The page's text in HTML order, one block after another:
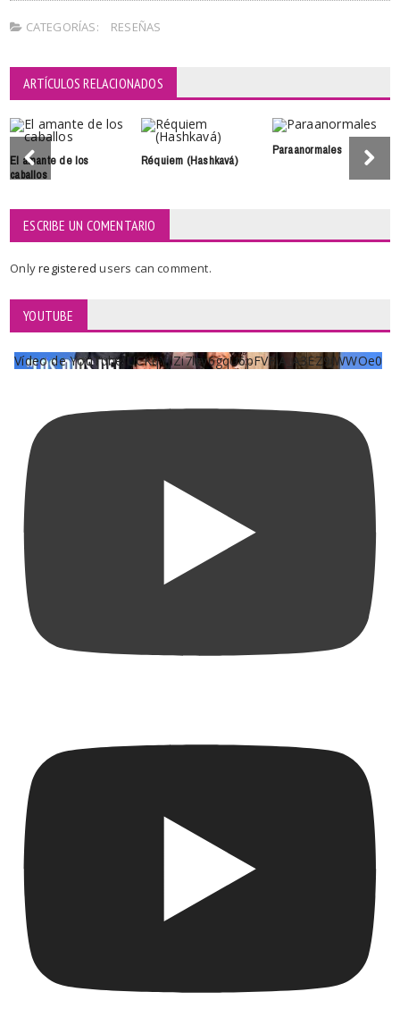
CATEGORÍAS: RESEÑAS
ARTÍCULOS RELACIONADOS
El amante de los
caballos
Réquiem (Hashkavá)
Paraanormales
ESCRIBE UN COMENTARIO
Onlyregisteredusers can comment.
YOUTUBE
Vídeo de YouTube UCKqYjiZi7lzy6gqU6pFVFiA_A3EZ9JWWOe0